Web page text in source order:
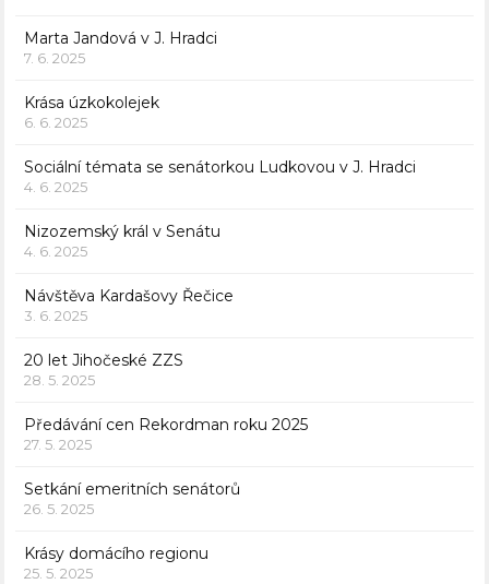
Marta Jandová v J. Hradci
7. 6. 2025
Krása úzkokolejek
6. 6. 2025
Sociální témata se senátorkou Ludkovou v J. Hradci
4. 6. 2025
Nizozemský král v Senátu
4. 6. 2025
Návštěva Kardašovy Řečice
3. 6. 2025
20 let Jihočeské ZZS
28. 5. 2025
Předávání cen Rekordman roku 2025
27. 5. 2025
Setkání emeritních senátorů
26. 5. 2025
Krásy domácího regionu
25. 5. 2025